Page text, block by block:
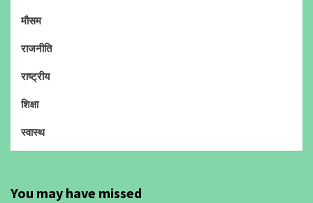
मौसम
राजनीति
राष्ट्रीय
शिक्षा
स्वास्थ
You may have missed